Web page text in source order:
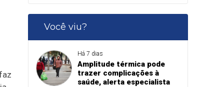
Você viu?
Há 7 dias
Amplitude térmica pode
trazer complicações à
saúde, alerta especialista